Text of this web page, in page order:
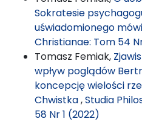
Sokratesie
uświadomionego
Christianae: Tom 54
Tomasz Femiak,
wpływ poglądów
koncepcję wielości
Chwistka,Studia
58 Nr 1 (2022)